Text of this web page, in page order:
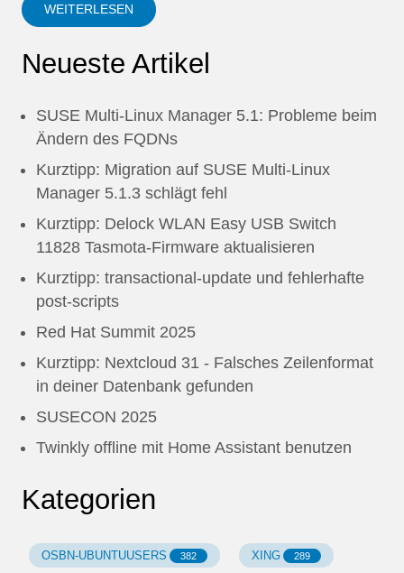
WEITERLESEN
Neueste Artikel
SUSE Multi-Linux Manager 5.1: Probleme beim
Ändern des FQDNs
Kurztipp: Migration auf SUSE Multi-Linux
Manager 5.1.3 schlägt fehl
Kurztipp: Delock WLAN Easy USB Switch
11828 Tasmota-Firmware aktualisieren
Kurztipp: transactional-update und fehlerhafte
post-scripts
Red Hat Summit 2025
Kurztipp: Nextcloud 31 - Falsches Zeilenformat
in deiner Datenbank gefunden
SUSECON 2025
Twinkly offline mit Home Assistant benutzen
Kategorien
OSBN-UBUNTUUSERS 382 XING 289